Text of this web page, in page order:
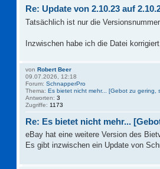
Re: Update von 2.10.23 auf
Tatsächlich ist nur die
Inzwischen habe ich die Datei
von Robert Beer
09.07.2026, 12:18
Forum: SchnapperPro
Thema: Es bietet nicht mehr... [Gebot zu gering,
Antworten: 3
Zugriffe: 1173
Re: Es bietet nicht mehr...
eBay hat eine weitere Version des
Es gibt inzwischen ein Update von